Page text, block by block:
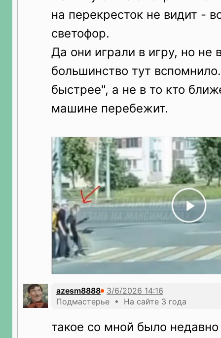
на перекресток не видит -
светофор.
Да они играли в игру, но не
большинство тут
быстрее", а не в то кто
машине перебежит.
azesm8888
Подмастерье • На сайте 3 года
такое со мной было